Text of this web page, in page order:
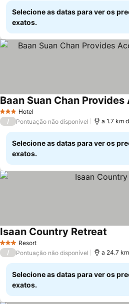
Selecione as datas para ver os
exatos.
3 EstrelasHotel
Ver preços
/ Pontuação não disponível a 1.7 km
Selecione as datas para ver os
exatos.
3 EstrelasResort
Isaan Country Retreat
/ Pontuação não disponível a 24.7
Selecione as datas para ver os
exatos.